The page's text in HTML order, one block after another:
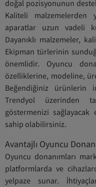
doğal pozisyonunun
Kaliteli malzemelerden
aparatlar uzun vadeli
Dayanıklı malzemeler,
Ekipman türlerinin
önemlidir. Oyuncu
özelliklerine, modeline,
Beğendiğiniz ürünlerin
Trendyol üzerinden
göstermenizi
sahip olabilirsiniz.
Avantajlı Oyuncu
Oyuncu donanımları
platformlarda ve
yelpaze sunar.